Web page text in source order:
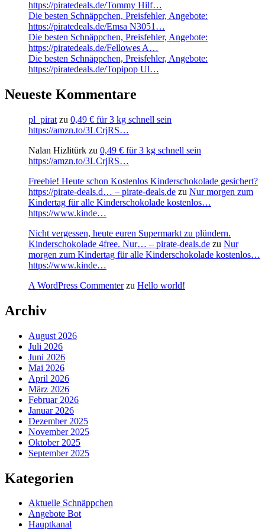
https://piratedeals.de/Tommy Hilf…
Die besten Schnäppchen, Preisfehler, Angebote:
https://piratedeals.de/Emsa N3051…
Die besten Schnäppchen, Preisfehler, Angebote:
https://piratedeals.de/Fellowes A…
Die besten Schnäppchen, Preisfehler, Angebote:
https://piratedeals.de/Topipop Ul…
Neueste Kommentare
pl_pirat zu 0,49 € für 3 kg schnell sein
https://amzn.to/3LCrjRS…
Nalan Hizlitürk zu 0,49 € für 3 kg schnell sein
https://amzn.to/3LCrjRS…
Freebie! Heute schon Kostenlos Kinderschokolade gesichert?
https://pirate-deals.d… – pirate-deals.de zu Nur morgen zum
Kindertag für alle Kinderschokolade kostenlos…
https://www.kinde…
Nicht vergessen, heute euren Supermarkt zu plündern.
Kinderschokolade 4free. Nur… – pirate-deals.de zu Nur
morgen zum Kindertag für alle Kinderschokolade kostenlos…
https://www.kinde…
A WordPress Commenterzu Hello world!
Archiv
August 2026
Juli 2026
Juni 2026
Mai 2026
April 2026
März 2026
Februar 2026
Januar 2026
Dezember 2025
November 2025
Oktober 2025
September 2025
Kategorien
Aktuelle Schnäppchen
Angebote Bot
Hauptkanal